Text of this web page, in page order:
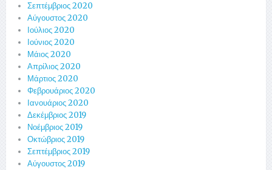
Σεπτέμβριος 2020
Αύγουστος 2020
Ιούλιος 2020
Ιούνιος 2020
Μάιος 2020
Απρίλιος 2020
Μάρτιος 2020
Φεβρουάριος 2020
Ιανουάριος 2020
Δεκέμβριος 2019
Νοέμβριος 2019
Οκτώβριος 2019
Σεπτέμβριος 2019
Αύγουστος 2019